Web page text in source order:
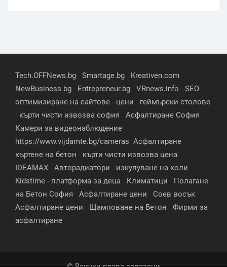
Tech.OFFNews.bg Smartage.bg
Kreativen.com
NewBusiness.bg
Entrepreneur.bg VRnews.info
SEO
оптимизиране на сайтове - цени
геймърски столове
кърти чисти извозва софия
Асфалтиране София
Камери за видеонаблюдение
https://www.vijdamte.bg/cameras Асфалтиране
къртене на бетон
кърти чисти извозва цена
IDEAMAX
Авторадиатори
изкупуване на коли
Kidstime - платформа за деца
Климатици
Полагане
на Бетон София
Асфалтиране цени
Соев восък
Асфалтиране цени
Щамповане на Бетон
Фирми за
асфалтиране